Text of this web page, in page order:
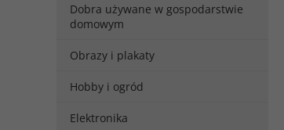
Dobra używane w gospodarstwie
domowym
Obrazy i plakaty
Hobby i ogród
Elektronika